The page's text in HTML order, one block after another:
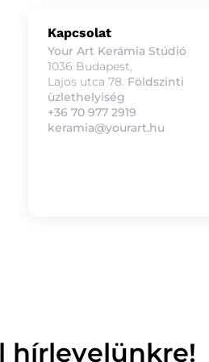
Kapcsolat
Your Art Kerámia Stúdió
1036 Budapest,
Lajos utca 78. Földszinti
üzlethelyiség
+36 70 977 2919
keramia@yourart.hu
hírlevelünkre!